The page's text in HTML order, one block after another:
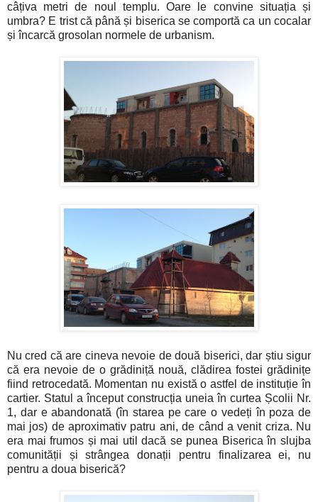
câțiva metri de noul templu. Oare le convine situația și
umbra? E trist că până și biserica se comportă ca un cocalar
și încarcă grosolan normele de urbanism.
Nu cred că are cineva nevoie de două biserici, dar știu sigur
că era nevoie de o grădiniță nouă, clădirea fostei grădinițe
fiind retrocedată. Momentan nu există o astfel de instituție în
cartier. Statul a început construcția uneia în curtea Școlii Nr.
1, dar e abandonată (în starea pe care o vedeți în poza de
mai jos) de aproximativ patru ani, de când a venit criza. Nu
era mai frumos și mai util dacă se punea Biserica în slujba
comunității și strângea donații pentru finalizarea ei, nu
pentru a doua biserică?